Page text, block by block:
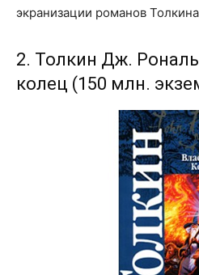
экранизации романов
2. Толкин Дж.
колец (150 млн.